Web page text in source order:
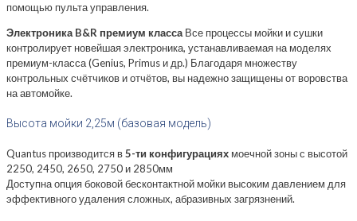
помощью пульта управления.
Электроника B&R премиум классаВсе процессы мойки и сушки
контролирует новейшая электроника, устанавливаемая на моделях
премиум-класса (Genius, Primus и др.) Благодаря множеству
контрольных счётчиков и отчётов, вы надежно защищены от воровства
на автомойке.
Высота мойки 2,25м (базовая модель)
Quantus производится в5-ти конфигурациях моечной зоны с высотой
2250, 2450, 2650, 2750 и 2850мм
Доступна опция боковой бесконтактной мойки высоким давлением для
эффективного удаления сложных, абразивных загрязнений.